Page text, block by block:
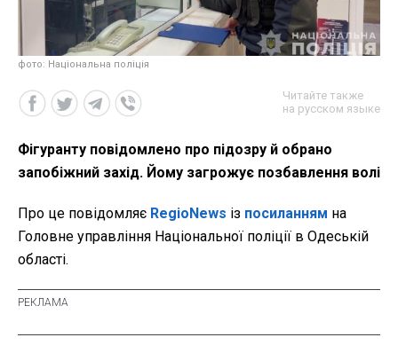
фото: Національна поліція
Читайте также
на русском языке
Фігуранту повідомлено про підозру й обрано
запобіжний захід. Йому загрожує позбавлення волі
Про це повідомляє RegioNews із посиланням на
Головне управління Національної поліції в Одеській
області.